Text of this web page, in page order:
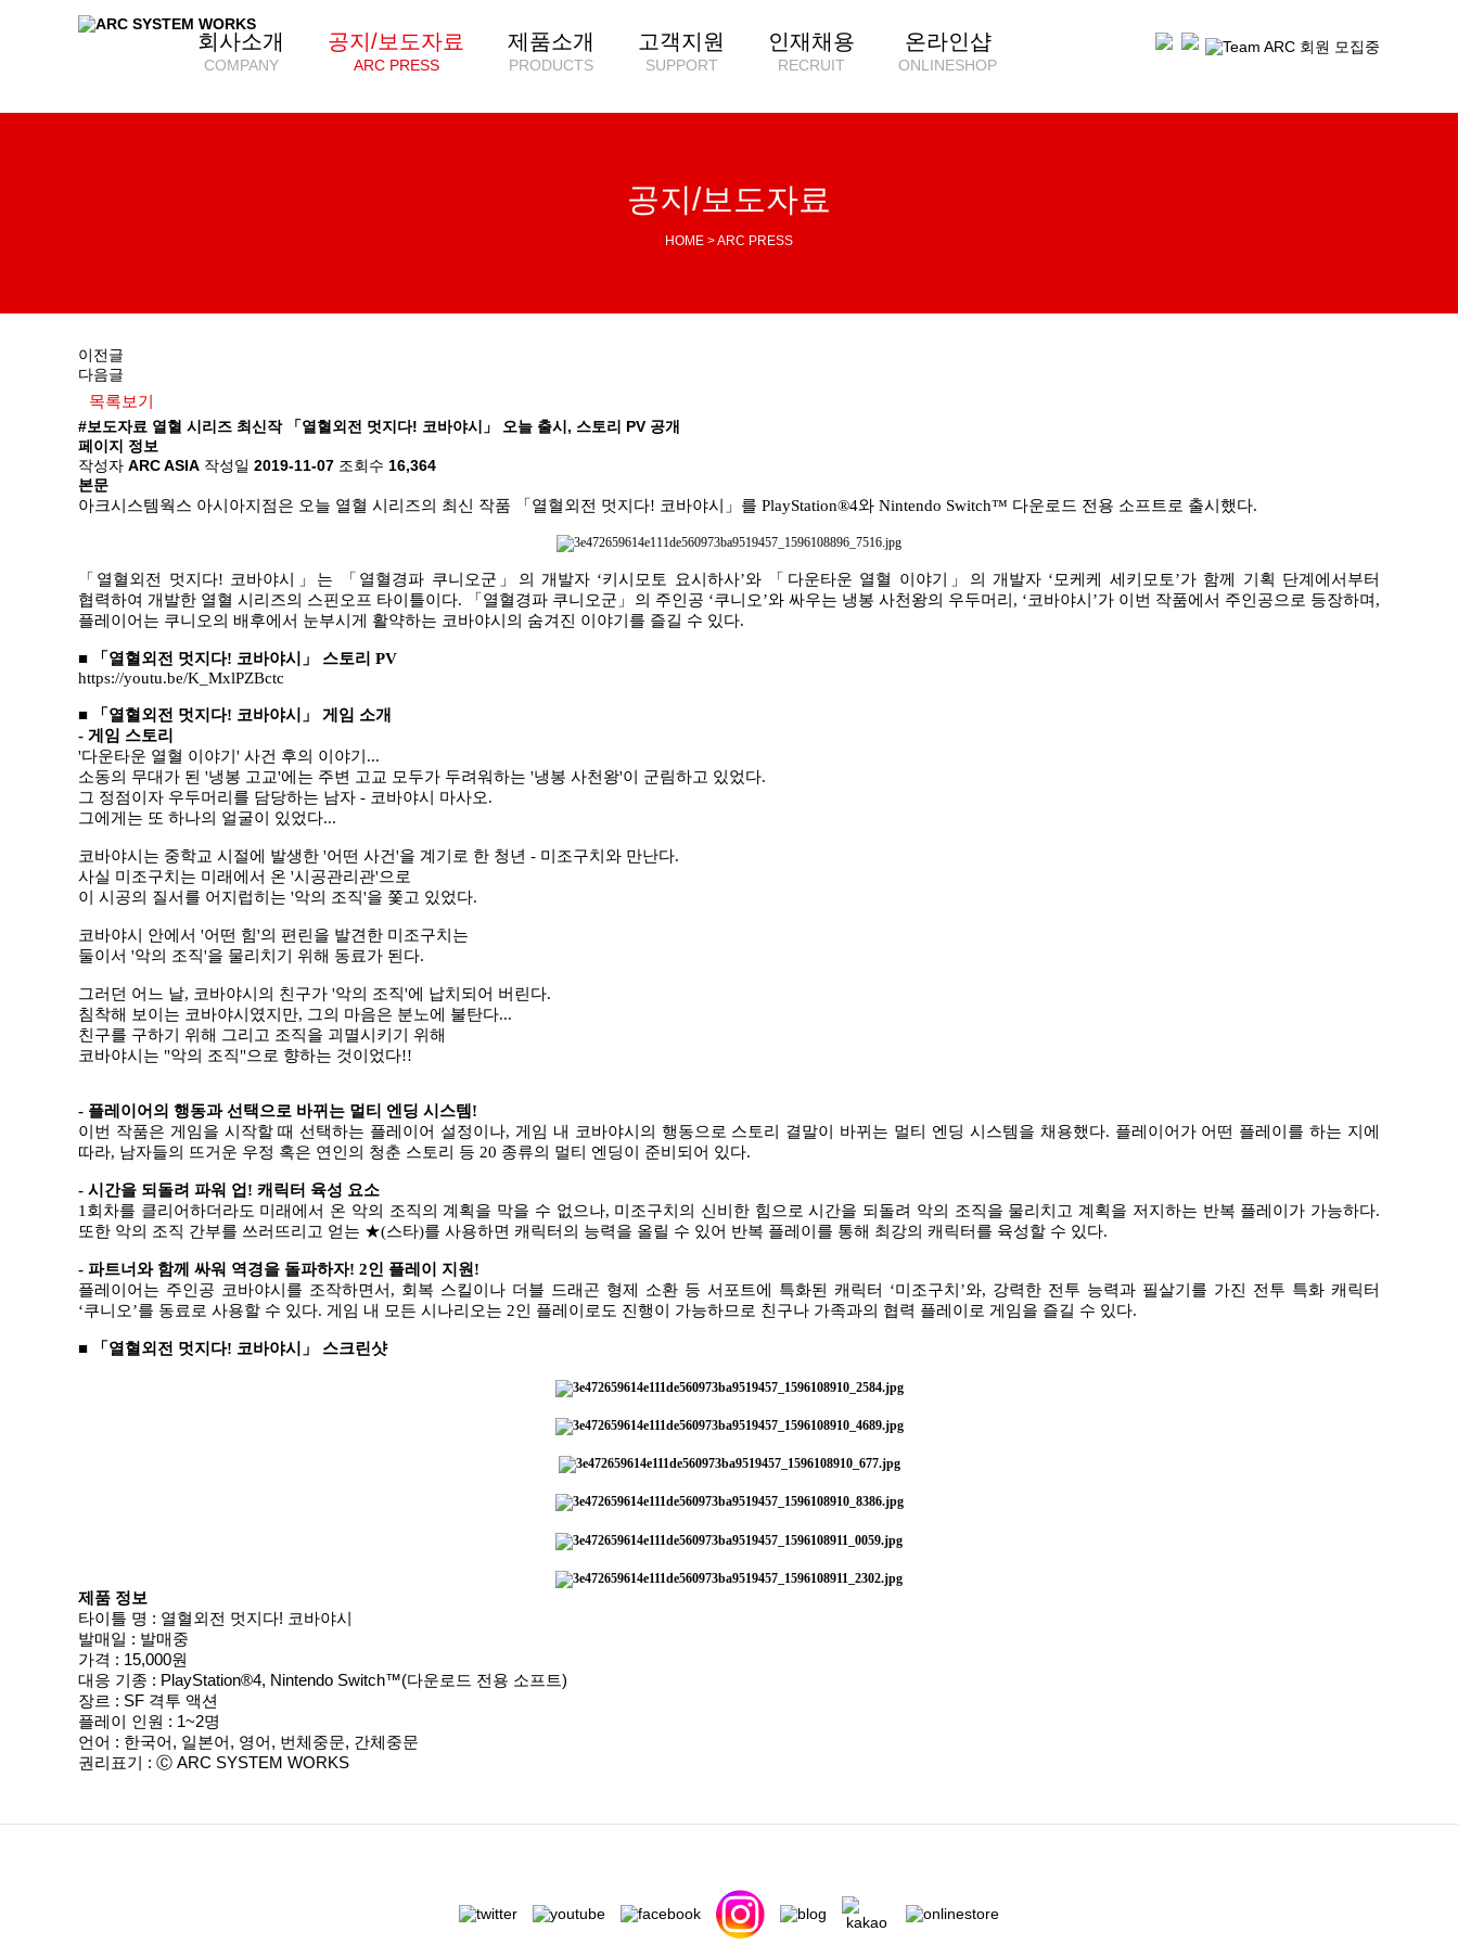
회사소개
COMPANY
공지/보도자료
ARC PRESS
제품소개
PRODUCTS
고객지원
SUPPORT
인재채용
RECRUIT
온라인샵
ONLINESHOP
공지/보도자료
HOME > ARC PRESS
이전글
다음글
목록보기
#보도자료 열혈 시리즈 최신작 「열혈외전 멋지다! 코바야시」 오늘 출시, 스토리 PV 공개
페이지 정보
작성자 ARC ASIA 작성일 2019-11-07 조회수 16,364
본문
아크시스템웍스 아시아지점은 오늘 열혈 시리즈의 최신 작품
「 열혈외전 멋지다! 코바야시 」 를 PlayStation®4와 Nintendo Switch™ 다운로드 전용 소프트로 출시했다.
「 열혈외전 멋지다! 코바야시 」 는 「 열혈경파 쿠니오군 」 의 개발자 ‘키시모토 요시하사’와 「 다운타운 열혈 이야기 」 의 개발자 ‘모케케 세키모토’가 함께 기획 단계에서부터
협력하여 개발한 열혈 시리즈의 스핀오프 타이틀이다. 「 열혈경파 쿠니오군 」 의 주인공 ‘쿠니오’와 싸우는 냉봉 사천왕의 우두머리 , ‘코바야시 ’가 이번 작품에서 주인공으로 등장하며 ,
플레이어는 쿠니오의 배후에서 눈부시게 활약하는 코바야시의 숨겨진 이야기를 즐길 수 있다.
■ 「 열혈외전 멋지다! 코바야시 」 스토리 PV
https://youtu.be/K_MxlPZBctc
■ 「 열혈외전 멋지다! 코바야시 」
게임 소개
- 게임 스토리
'다운타운 열혈 이야기 ' 사건 후의 이야기 ...
소동의 무대가 된 '냉봉 고교'에는 주변 고교 모두가 두려워하는 '냉봉 사천왕'이 군림하고 있었다.
그 정점이자 우두머리를 담당하는 남자 - 코바야시 마사오.
그에게는 또 하나의 얼굴이 있었다...
코바야시는 중학교 시절에 발생한 '어떤 사건'을 계기로 한 청년 - 미조구치와 만난다.
사실 미조구치는 미래에서 온 '시공관리관'으로
이 시공의 질서를 어지럽히는 '악의 조직'을 쫓고 있었다.
코바야시 안에서 '어떤 힘'의 편린을 발견한 미조구치는
둘이서 '악의 조직'을 물리치기 위해 동료가 된다.
그러던 어느 날, 코바야시의 친구가 '악의 조직'에 납치되어 버린다.
침착해 보이는 코바야시였지만, 그의 마음은 분노에 불탄다...
친구를 구하기 위해 그리고 조직을 괴멸시키기 위해
코바야시는 "악의 조직"으로 향하는 것이었다!!
- 플레이어의 행동과 선택으로 바뀌는 멀티 엔딩 시스템 !
이번 작품은 게임을 시작할 때 선택하는 플레이어 설정이나, 게임 내 코바야시의 행동으로 스토리 결말이 바뀌는 멀티 엔딩 시스템을 채용했다. 플레이어가 어떤 플레이를 하는 지에
따라, 남자들의 뜨거운 우정 혹은 연인의 청춘 스토리 등 20 종류의 멀티 엔딩이 준비되어 있다.
- 시간을 되돌려 파워 업 ! 캐릭터 육성 요소
1회차를 클리어하더라도 미래에서 온 악의 조직의 계획을 막을 수 없으나, 미조구치의 신비한 힘으로 시간을 되돌려 악의 조직을 물리치고 계획을 저지하는 반복 플레이가 가능하다.
또한 악의 조직 간부를 쓰러뜨리고 얻는 ★(스타)를 사용하면 캐릭터의 능력을 올릴 수 있어 반복 플레이를 통해 최강의 캐릭터를 육성할 수 있다.
- 파트너와 함께 싸워 역경을 돌파하자! 2인 플레이 지원!
플레이어는 주인공 코바야시를 조작하면서 , 회복 스킬이나 더블 드래곤 형제 소환 등 서포트에 특화된 캐릭터 ‘미조구치 ’와, 강력한 전투 능력과 필살기를 가진 전투 특화 캐릭터
‘쿠니오’를 동료로 사용할 수 있다. 게임 내 모든 시나리오는 2인 플레이로도 진행이 가능하므로 친구나 가족과의 협력 플레이로 게임을 즐길 수 있다.
■ 「 열혈외전 멋지다! 코바야시 」 스크린샷
제품 정보
타이틀 명 : 열혈외전 멋지다! 코바야시
발매일 : 발매중
가격 : 15,000원
대응 기종 : PlayStation®4, Nintendo Switch™(다운로드 전용 소프트)
장르 : SF 격투 액션
플레이 인원 : 1~2명
언어 : 한국어, 일본어, 영어, 번체중문, 간체중문
권리표기 : Ⓒ ARC SYSTEM WORKS